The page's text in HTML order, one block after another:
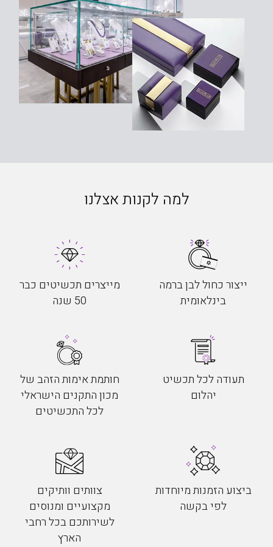
למה לקנות אצלנו
ייצור כחול לבן ברמה
בינלאומית
מייצרים תכשיטים כבר
50 שנה
תעודה לכל תכשיט
יהלום
חותמת אימות הזהב של
מכון התקנים הישראלי
לכל התכשיטים
ביצוע הזמנות מיוחדות
לפי בקשה
צוותים וותיקים
מקצועיים ומנוסים
לשירותכם בכל רחבי
הארץ